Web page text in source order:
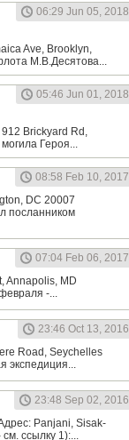
06:29 Jun 05, 2018
Ave, Brooklyn,
М.В.Десятова...
05:46 Jun 01, 2018
Brickyard Rd,
Героя...
08:58 Feb 10, 2017
DC 20007
посланником
07:04 Feb 06, 2017
Annapolis, MD
-...
23:46 Oct 13, 2016
Road, Seychelles
экспедиция...
23:48 Sep 02, 2016
Panjani, Sisak-
ссылку 1):...